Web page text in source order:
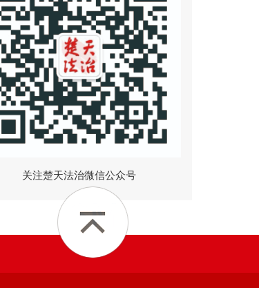
关注楚天法治微信公众号